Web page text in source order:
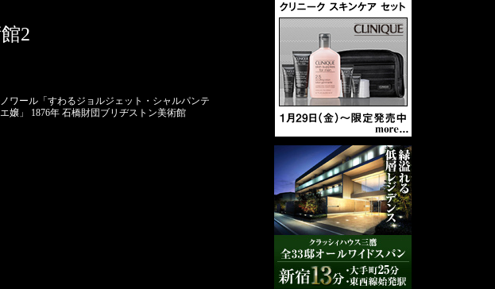
2
ワール「すわるジョルジェット・シャルパンテ
嬢」 1876年 石橋財団ブリヂストン美術館